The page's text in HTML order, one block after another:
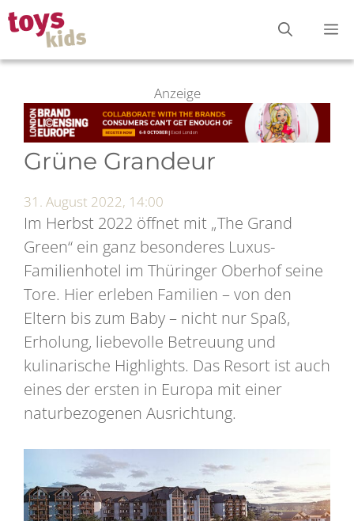
Zum
Inhalt
springen
Anzeige
Grüne Grandeur
31. August 2022, 14:00
Im Herbst 2022 öffnet mit „The Grand
Green“ ein ganz besonderes Luxus-
Familienhotel im Thüringer Oberhof seine
Tore. Hier erleben Familien – von den
Eltern bis zum Baby – nicht nur Spaß,
Erholung, liebevolle Betreuung und
kulinarische Highlights. Das Resort ist auch
eines der ersten in Europa mit einer
naturbezogenen Ausrichtung.